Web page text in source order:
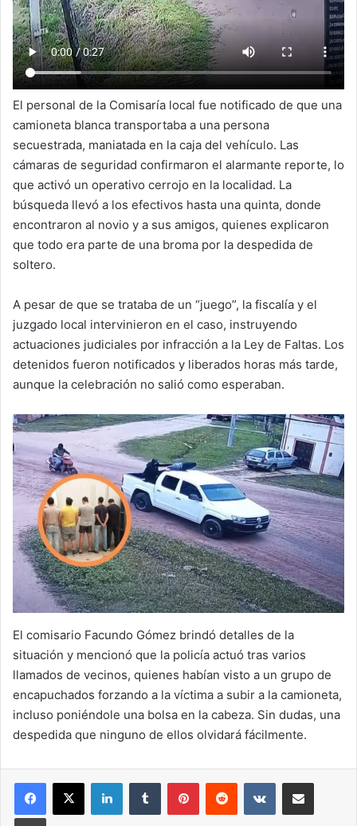
El personal de la Comisaría local fue notificado de que una
camioneta blanca transportaba a una persona
secuestrada, maniatada en la caja del vehículo. Las
cámaras de seguridad confirmaron el alarmante reporte, lo
que activó un operativo cerrojo en la localidad. La
búsqueda llevó a los efectivos hasta una quinta, donde
encontraron al novio y a sus amigos, quienes explicaron
que todo era parte de una broma por la despedida de
soltero.
A pesar de que se trataba de un “juego”, la fiscalía y el
juzgado local intervinieron en el caso, instruyendo
actuaciones judiciales por infracción a la Ley de Faltas. Los
detenidos fueron notificados y liberados horas más tarde,
aunque la celebración no salió como esperaban.
El comisario Facundo Gómez brindó detalles de la
situación y mencionó que la policía actuó tras varios
llamados de vecinos, quienes habían visto a un grupo de
encapuchados forzando a la víctima a subir a la camioneta,
incluso poniéndole una bolsa en la cabeza. Sin dudas, una
despedida que ninguno de ellos olvidará fácilmente.